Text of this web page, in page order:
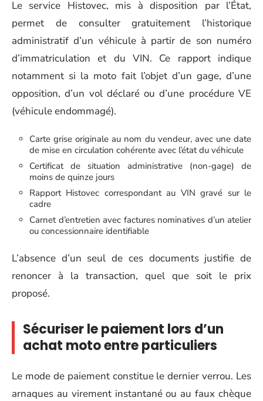
Le service Histovec, mis à disposition par l’État,
permet de consulter gratuitement l’historique
administratif d’un véhicule à partir de son numéro
d’immatriculation et du VIN. Ce rapport indique
notamment si la moto fait l’objet d’un gage, d’une
opposition, d’un vol déclaré ou d’une procédure VE
(véhicule endommagé).
Carte grise originale au nom du vendeur, avec une date
de mise en circulation cohérente avec l’état du véhicule
Certificat de situation administrative (non-gage) de
moins de quinze jours
Rapport Histovec correspondant au VIN gravé sur le
cadre
Carnet d’entretien avec factures nominatives d’un atelier
ou concessionnaire identifiable
L’absence d’un seul de ces documents justifie de
renoncer à la transaction, quel que soit le prix
proposé.
Sécuriser le paiement lors d’un
achat moto entre particuliers
Le mode de paiement constitue le dernier verrou. Les
arnaques au virement instantané ou au faux chèque